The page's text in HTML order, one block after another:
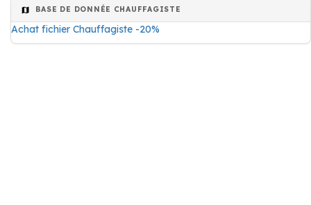
BASE DE DONNÉE CHAUFFAGISTE
Achat fichier Chauffagiste -20%